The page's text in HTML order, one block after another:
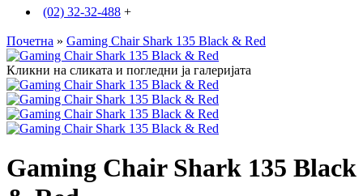
(02) 32-32-488 +
Почетна » Gaming Chair Shark 135 Black & Red
Кликни на сликата и погледни ја галеријата
Gaming Chair Shark 135 Black